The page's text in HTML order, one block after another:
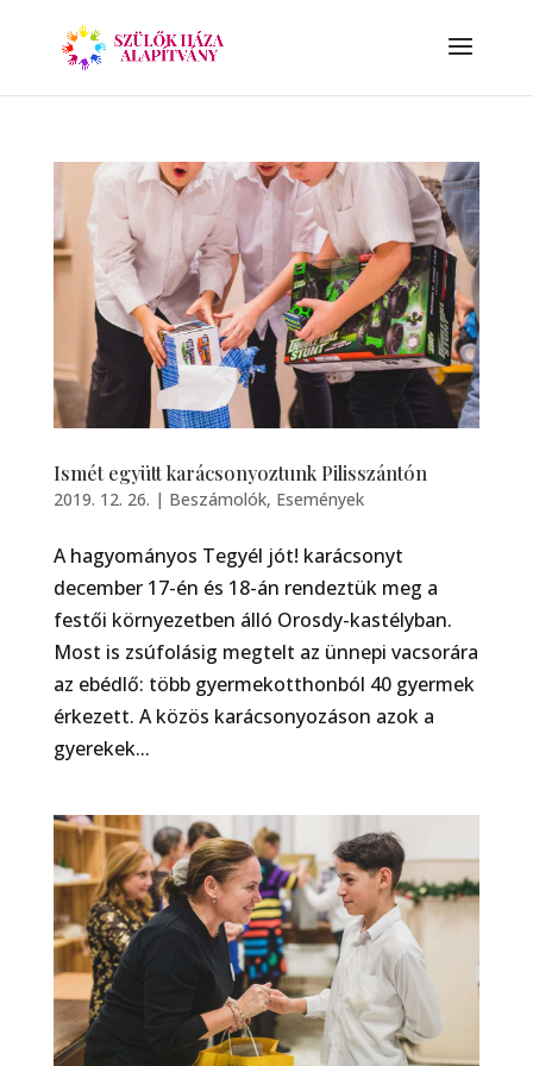
Ismét együtt karácsonyoztunk Pilisszántón
2019. 12. 26. | Beszámolók, Események
A hagyományos Tegyél jót! karácsonyt
december 17-én és 18-án rendeztük meg a
festői környezetben álló Orosdy-kastélyban.
Most is zsúfolásig megtelt az ünnepi vacsorára
az ebédlő: több gyermekotthonból 40 gyermek
érkezett. A közös karácsonyozáson azok a
gyerekek...